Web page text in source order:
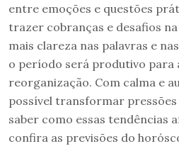
entre emoções e questões
trazer cobranças e desafios
mais clareza nas palavras e
o período será produtivo para
reorganização. Com calma e
possível transformar pressões
saber como essas tendências
confira as previsões do